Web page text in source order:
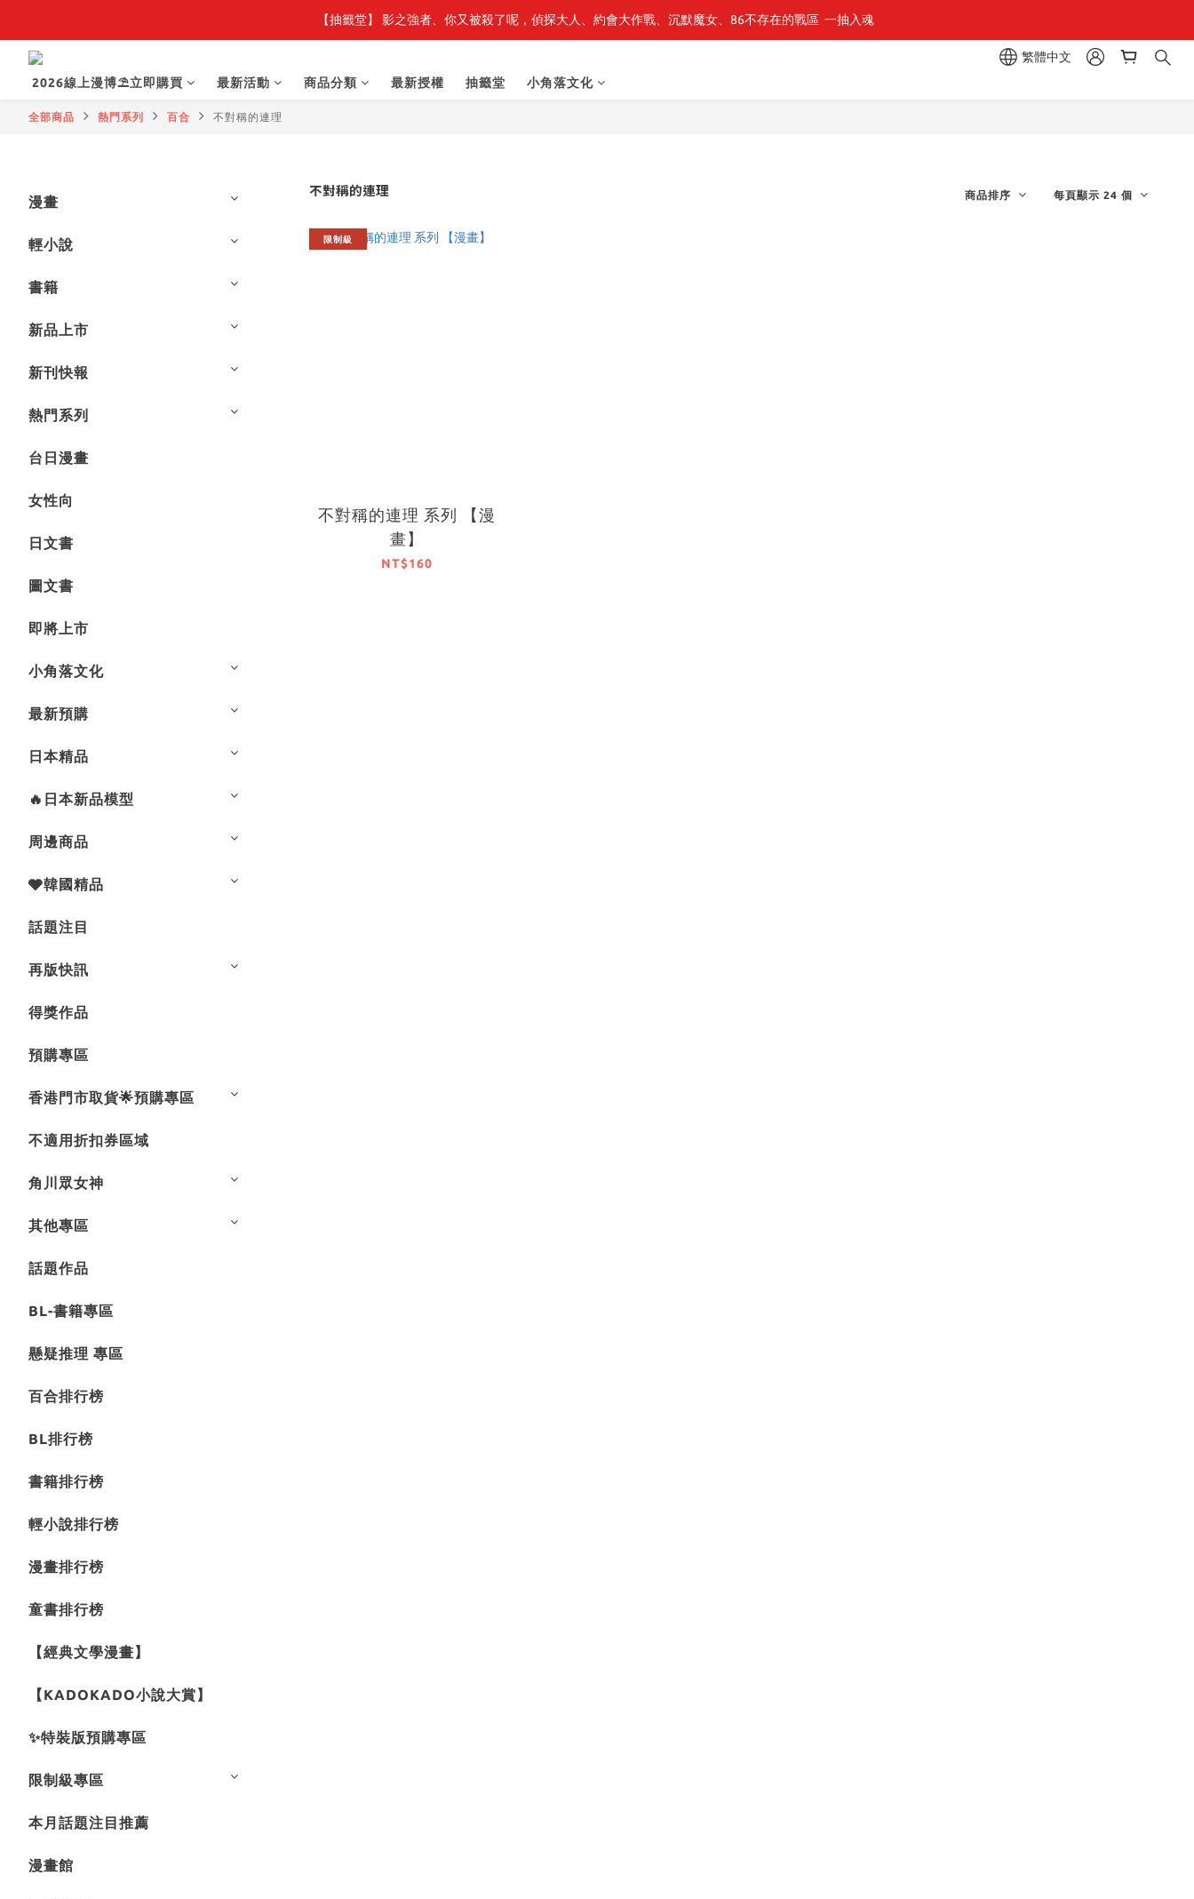
最新開賣🔥「全知讀者視角」 周邊商品
【抽籤堂】 影之強者、你又被殺了呢，偵探大人、約會大作戰、沉默魔女、86不存在的戰區  一抽入魂
繁體中文
2026線上漫博⛱️立即購買
最新活動 商品分類 最新授權 抽籤堂 小角落文化
全部商品 熱門系列 百合 不對稱的連理
漫畫
輕小說
書籍
新品上市
新刊快報
熱門系列
台日漫畫
女性向
日文書
圖文書
即將上市
小角落文化
最新預購
日本精品
🔥日本新品模型
周邊商品
🩶韓國精品
話題注目
再版快訊
得獎作品
預購專區
香港門市取貨🌟預購專區
不適用折扣券區域
角川眾女神
其他專區
話題作品
BL-書籍專區
懸疑推理 專區
百合排行榜
BL排行榜
書籍排行榜
輕小說排行榜
漫畫排行榜
童書排行榜
【經典文學漫畫】
【KADOKADO小說大賞】
✨特裝版預購專區
限制級專區
本月話題注目推薦
漫畫館
不對稱的連理 商品排序 每頁顯示 24 個
限制級
不對稱的連理 系列 【漫
畫】
NT$160